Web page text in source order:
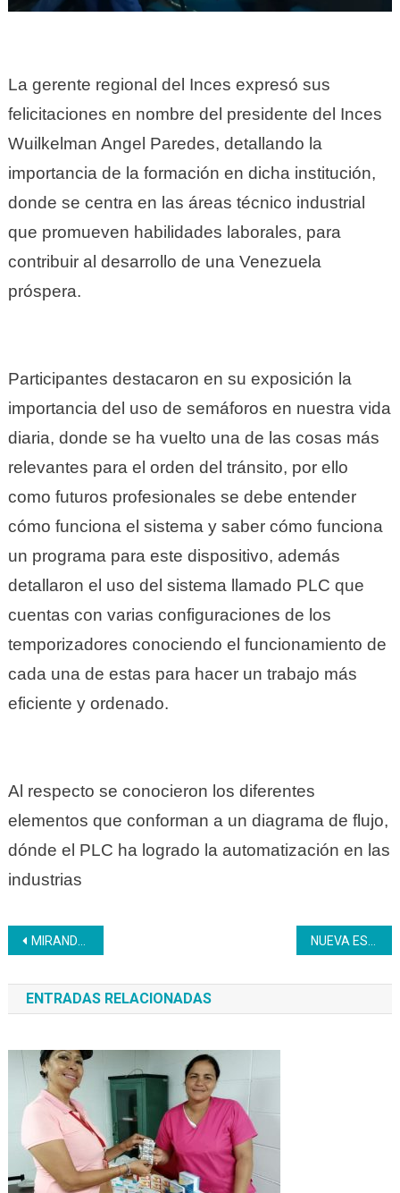
La gerente regional del Inces expresó sus
felicitaciones en nombre del presidente del Inces
Wuilkelman Angel Paredes, detallando la
importancia de la formación en dicha institución,
donde se centra en las áreas técnico industrial
que promueven habilidades laborales, para
contribuir al desarrollo de una Venezuela
próspera.
Participantes destacaron en su exposición la
importancia del uso de semáforos en nuestra vida
diaria, donde se ha vuelto una de las cosas más
relevantes para el orden del tránsito, por ello
como futuros profesionales se debe entender
cómo funciona el sistema y saber cómo funciona
un programa para este dispositivo, además
detallaron el uso del sistema llamado PLC que
cuentas con varias configuraciones de los
temporizadores conociendo el funcionamiento de
cada una de estas para hacer un trabajo más
eficiente y ordenado.
Al respecto se conocieron los diferentes
elementos que conforman a un diagrama de flujo,
dónde el PLC ha logrado la automatización en las
industrias
Navegación
de
entradas
MIRANDA | Inces realizó conversatorio de los derechos sexuales, humanos y reproductivos
ENTRADAS RELACIONADAS